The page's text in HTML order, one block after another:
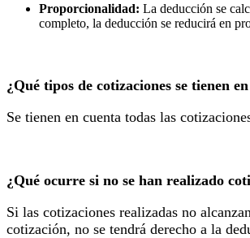
Proporcionalidad: La deducción se
completo, la deducción se reducirá en
¿Qué tipos de cotizaciones se tienen
Se tienen en cuenta todas las
¿Qué ocurre si no se han realizado
Si las cotizaciones realizadas no
cotización, no se tendrá derecho a la